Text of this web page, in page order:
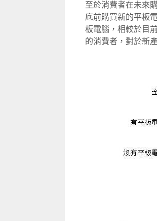
至於消費者在未來
底前購買新的平板
板電腦，相較於目
的消費者，對於新